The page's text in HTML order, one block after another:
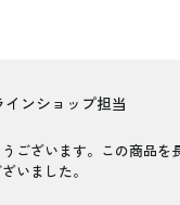
ンショップ担当
ございます。この商品
いました。